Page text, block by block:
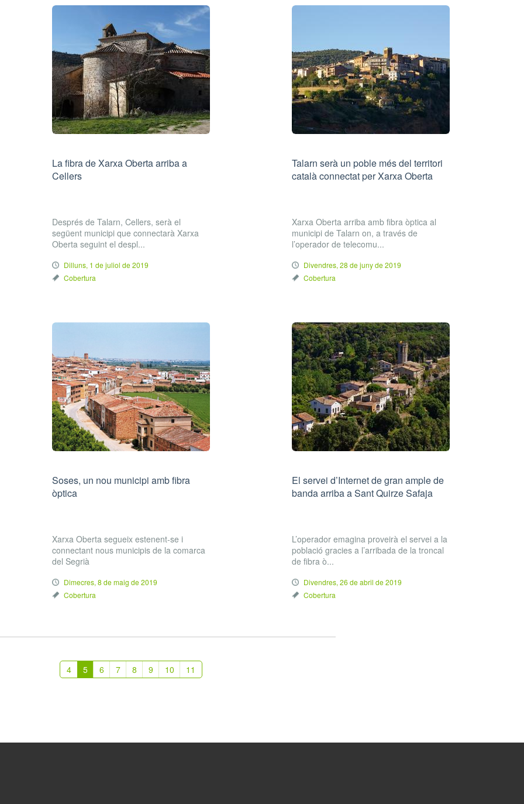
La fibra de Xarxa Oberta arriba a
Cellers
Després de Talarn, Cellers, serà el
següent municipi que connectarà Xarxa
Oberta seguint el despl...
Dilluns, 1 de juliol de 2019
Cobertura
Talarn serà un poble més del territori
català connectat per Xarxa Oberta
Xarxa Oberta arriba amb fibra òptica al
municipi de Talarn on, a través de
l’operador de telecomu...
Divendres, 28 de juny de 2019
Cobertura
Soses, un nou municipi amb fibra
òptica
Xarxa Oberta segueix estenent-se i
connectant nous municipis de la comarca
del Segrià
Dimecres, 8 de maig de 2019
Cobertura
El servei d’Internet de gran ample de
banda arriba a Sant Quirze Safaja
L’operador emagina proveirà el servei a la
població gracies a l’arribada de la troncal
de fibra ò...
Divendres, 26 de abril de 2019
Cobertura
4 5 6 7 8 9 10 11